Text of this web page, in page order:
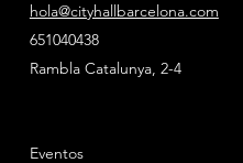
Eventos
hola@cityhallbarcelona.com
651040438
Rambla Catalunya, 2-4